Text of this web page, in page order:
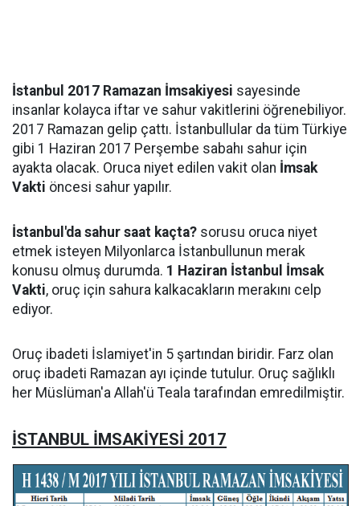
İstanbul 2017 Ramazan İmsakiyesi sayesinde
insanlar kolayca iftar ve sahur vakitlerini öğrenebiliyor.
2017 Ramazan gelip çattı. İstanbullular da tüm Türkiye
gibi 1 Haziran 2017 Perşembe sabahı sahur için
ayakta olacak. Oruca niyet edilen vakit olan İmsak
Vakti öncesi sahur yapılır.
İstanbul'da sahur saat kaçta? sorusu oruca niyet
etmek isteyen Milyonlarca İstanbullunun merak
konusu olmuş durumda. 1 Haziran İstanbul İmsak
Vakti, oruç için sahura kalkacakların merakını celp
ediyor.
Oruç ibadeti İslamiyet'in 5 şartından biridir. Farz olan
oruç ibadeti Ramazan ayı içinde tutulur. Oruç sağlıklı
her Müslüman'a Allah'ü Teala tarafından emredilmiştir.
İSTANBUL İMSAKİYESİ 2017